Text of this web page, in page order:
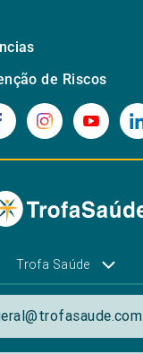
de Riscos
Trofa Saúde